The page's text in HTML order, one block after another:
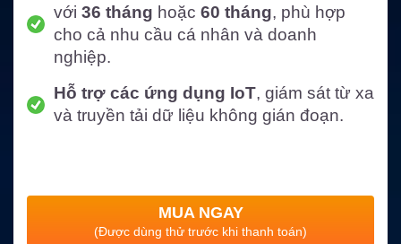
với 36 tháng hoặc 60 tháng, phù hợp
cho cả nhu cầu cá nhân và doanh
nghiệp.
Hỗ trợ các ứng dụng IoT, giám sát từ xa
và truyền tải dữ liệu không gián đoạn.
MUA NGAY
(Được dùng thử trước khi thanh toán)